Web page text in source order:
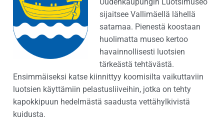
sijaitsee Vallimäellä lähellä
satamaa. Pienestä koostaan
huolimatta museo kertoo
havainnollisesti luotsien
tärkeästä tehtävästä.
Ensimmäiseksi katse kiinnittyy koomisilta vaikuttaviin
luotsien käyttämiin pelastusliiveihin, jotka on tehty
kapokkipuun hedelmästä saadusta vettähylkivistä
kuidusta.